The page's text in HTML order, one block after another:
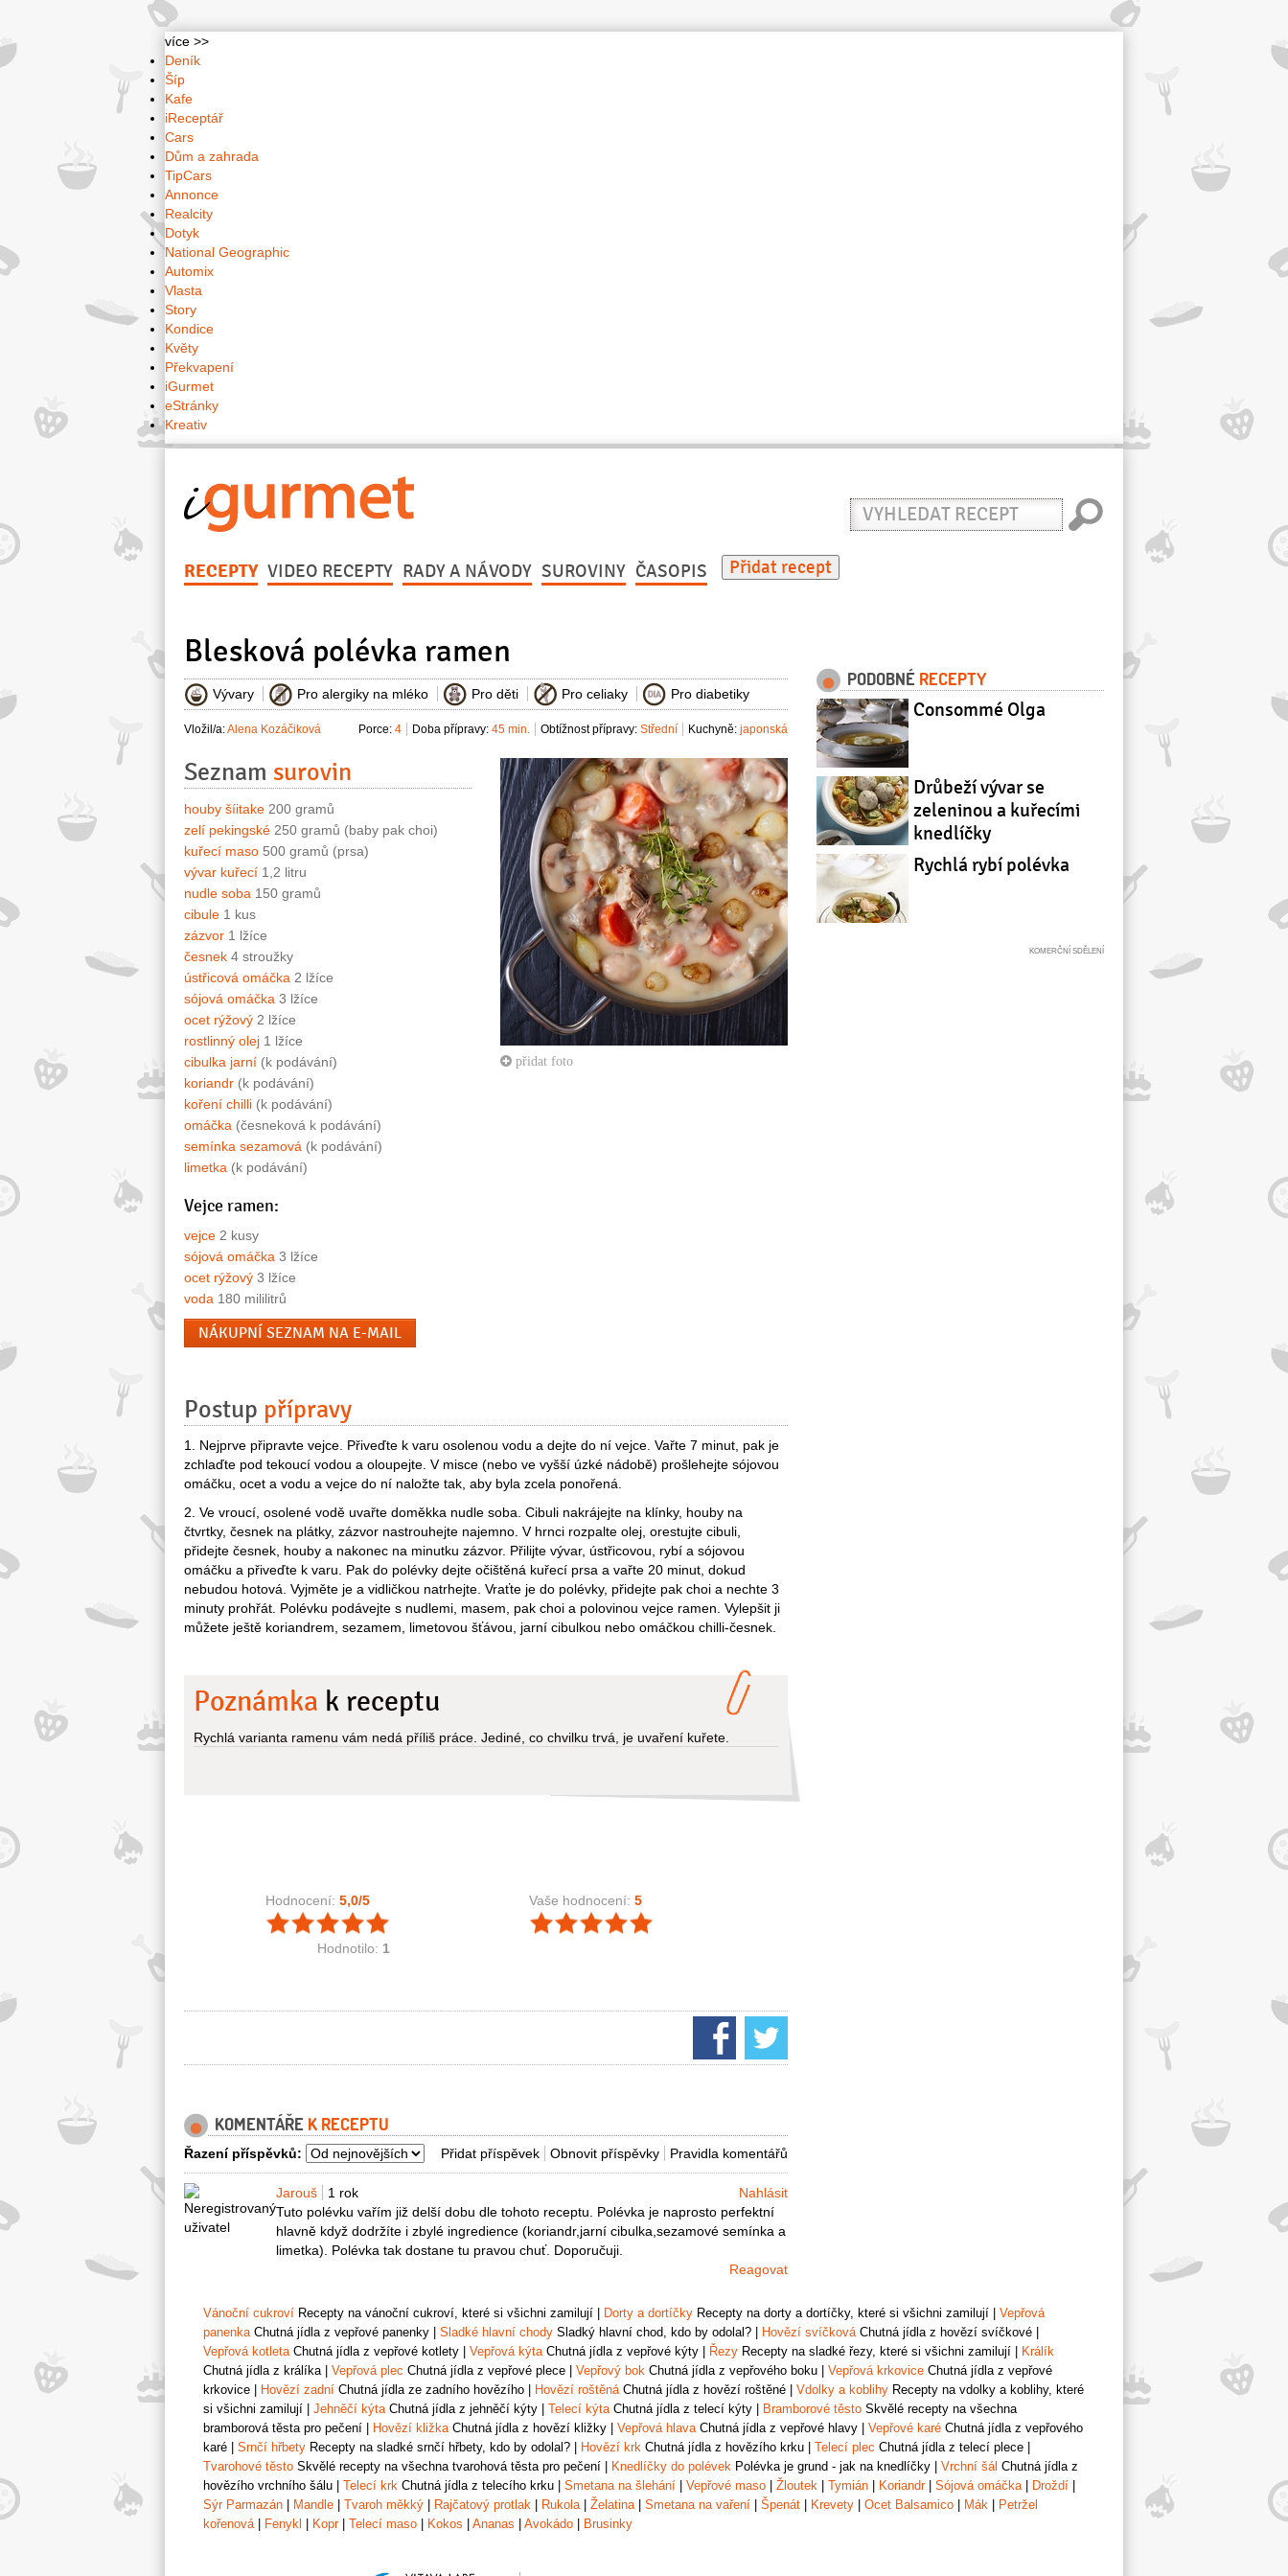
více >>
Deník
Šíp
Kafe
iReceptář
Cars
Dům a zahrada
TipCars
Annonce
Realcity
Dotyk
National Geographic
Automix
Vlasta
Story
Kondice
Květy
Překvapení
iGurmet
eStránky
Kreativ
Vyhledat
recept
RECEPTY VIDEO RECEPTY RADY A NÁVODY SUROVINY ČASOPIS Přidat recept
Blesková polévka ramen
Vývary Pro alergiky na mléko Pro děti Pro celiaky Pro diabetiky
Vložil/a:Alena Kozáčiková Kuchyně: japonská
Obtížnost přípravy: Střední
Doba přípravy: 45 min.
Porce: 4
přidat foto
Seznam surovin
houby šíitake 200 gramů
zelí pekingské 250 gramů (baby pak choi)
kuřecí maso 500 gramů (prsa)
vývar kuřecí 1,2 litru
nudle soba 150 gramů
cibule 1 kus
zázvor 1 lžíce
česnek 4 stroužky
ústřicová omáčka 2 lžíce
sójová omáčka 3 lžíce
ocet rýžový 2 lžíce
rostlinný olej 1 lžíce
cibulka jarní (k podávání)
koriandr (k podávání)
koření chilli (k podávání)
omáčka (česneková k podávání)
semínka sezamová (k podávání)
limetka (k podávání)
Vejce ramen:
vejce 2 kusy
sójová omáčka 3 lžíce
ocet rýžový 3 lžíce
voda 180 mililitrů
NÁKUPNÍ SEZNAM NA E-MAIL
Postup přípravy
1. Nejprve připravte vejce. Přiveďte k varu osolenou vodu a dejte do ní vejce. Vařte 7 minut, pak je
zchlaďte pod tekoucí vodou a oloupejte. V misce (nebo ve vyšší úzké nádobě) prošlehejte sójovou
omáčku, ocet a vodu a vejce do ní naložte tak, aby byla zcela ponořená.
2. Ve vroucí, osolené vodě uvařte doměkka nudle soba. Cibuli nakrájejte na klínky, houby na
čtvrtky, česnek na plátky, zázvor nastrouhejte najemno. V hrnci rozpalte olej, orestujte cibuli,
přidejte česnek, houby a nakonec na minutku zázvor. Přilijte vývar, ústřicovou, rybí a sójovou
omáčku a přiveďte k varu. Pak do polévky dejte očištěná kuřecí prsa a vařte 20 minut, dokud
nebudou hotová. Vyjměte je a vidličkou natrhejte. Vraťte je do polévky, přidejte pak choi a nechte 3
minuty prohřát. Polévku podávejte s nudlemi, masem, pak choi a polovinou vejce ramen. Vylepšit ji
můžete ještě koriandrem, sezamem, limetovou šťávou, jarní cibulkou nebo omáčkou chilli-česnek.
Poznámka k receptu
Rychlá varianta ramenu vám nedá příliš práce. Jediné, co chvilku trvá, je uvaření kuřete.
Hodnocení: 5,0/5
Hodnotilo: 1
Vaše hodnocení: 5
KOMENTÁŘE K RECEPTU
Pravidla komentářů
Obnovit příspěvky
Přidat příspěvek
Řazení příspěvků:
Jarouš 1 rok
Nahlásit
Tuto polévku vařím již delší dobu dle tohoto receptu. Polévka je naprosto perfektní
hlavně když dodržíte i zbylé ingredience (koriandr,jarní cibulka,sezamové semínka a
limetka). Polévka tak dostane tu pravou chuť. Doporučuji.
Reagovat
PODOBNÉ RECEPTY
Consommé Olga
Drůbeží vývar se
zeleninou a kuřecími
knedlíčky
Rychlá rybí polévka
Vánoční cukroví Recepty na vánoční cukroví, které si všichni zamilují Dorty a dortíčky Recepty na dorty a dortíčky, které si všichni zamilují
Vepřová
panenkaChutná jídla z vepřové panenky Sladké hlavní chody Sladký hlavní chod, kdo by odolal? Hovězí svíčkováChutná jídla z hovězí svíčkové
Vepřová kotletaChutná jídla z vepřové kotlety Vepřová kýtaChutná jídla z vepřové kýty Řezy Recepty na sladké řezy, které si všichni zamilují
Králík
Chutná jídla z králíka| Vepřová plec Chutná jídla z vepřové plece Vepřový bok Chutná jídla z vepřového boku Vepřová krkovice Chutná jídla z vepřové
krkovice
Hovězí zadní Chutná jídla ze zadního hovězího Hovězí roštěnáChutná jídla z hovězí roštěné Vdolky a koblihy Recepty na vdolky a koblihy, které
si všichni zamilují
Jehněčí kýtaChutná jídla z jehněčí kýty Telecí kýtaChutná jídla z telecí kýty Bramborové těsto Skvělé recepty na všechna
bramborová těsta pro pečení
Hovězí kližkaChutná jídla z hovězí kližky Vepřová hlavaChutná jídla z vepřové hlavy Vepřové karé Chutná jídla z vepřového
karé
Srnčí hřbety Recepty na sladké srnčí hřbety, kdo by odolal? Hovězí krk Chutná jídla z hovězího krku Telecí plec Chutná jídla z telecí plece
Tvarohové těsto Skvělé recepty na všechna tvarohová těsta pro pečení Knedlíčky do polévek Polévka je grund - jak na knedlíčky Vrchní šál Chutná jídla z
hovězího vrchního šálu
Telecí krk Chutná jídla z telecího krku Smetana na šlehání Vepřové maso Žloutek Tymián Koriandr| Sójová omáčka| Droždí
Sýr Parmazán
Mandle Tvaroh měkký Rajčatový protlak Rukola| Želatina| Smetana na vaření Špenát Krevety Ocet Balsamico Mák
Petržel
kořenová| Fenykl Kopr| Telecí maso Kokos Ananas Avokádo Brusinky